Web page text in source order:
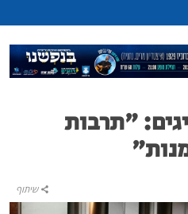
"תרבות
שיתוף